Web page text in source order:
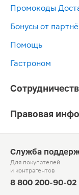
Промокоды
Бонусы от
Помощь
Гастроном
Правовая
Служба
Для покупателей
и контрагентов
8 800 200-90-02